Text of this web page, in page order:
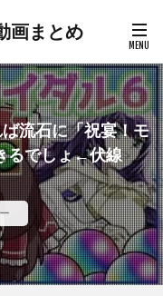
画まとめ
流石に「祝宴！モ
るでしょ←伏線